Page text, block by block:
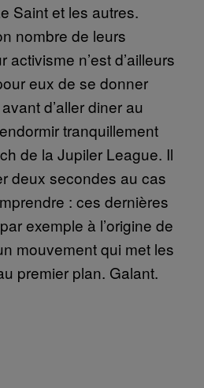
Saint et les autres.
nombre de leurs
n’est d’ailleurs
eux de se donner
d’aller diner au
tranquillement
de la Jupiler League. Il
deux secondes au cas
: ces dernières
exemple à l’origine de
mouvement qui met les
premier plan. Galant.